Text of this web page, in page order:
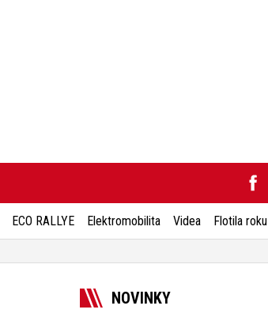
ECO RALLYE Elektromobilita Videa Flotila roku
NOVINKY